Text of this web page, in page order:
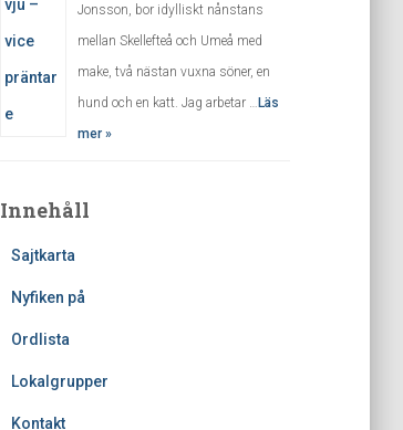
Jonsson, bor idylliskt nånstans
mellan Skellefteå och Umeå med
make, två nästan vuxna söner, en
hund och en katt. Jag arbetar … Läs
mer »
Innehåll
Sajtkarta
Nyfiken på
Ordlista
Lokalgrupper
Kontakt